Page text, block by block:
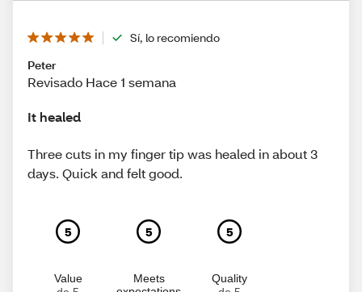
Sí, lo recomiendo
Peter
Revisado Hace 1 semana
It healed
Three cuts in my finger tip was healed in about 3
days. Quick and felt good.
5
Value
5
Meets
5
Quality